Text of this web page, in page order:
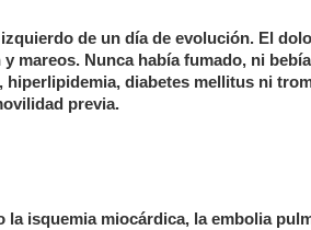
de un día de evolución. El
mareos. Nunca había fumado, ni
diabetes mellitus ni
previa.
la isquemia miocárdica, la embolia